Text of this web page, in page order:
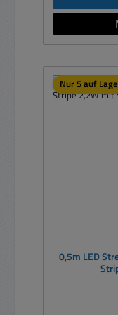
Nur 5 auf
0,5m LED